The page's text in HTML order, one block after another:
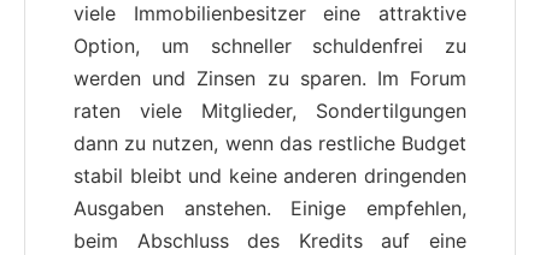
viele Immobilienbesitzer eine attraktive
Option, um schneller schuldenfrei zu
werden und Zinsen zu sparen. Im Forum
raten viele Mitglieder, Sondertilgungen
dann zu nutzen, wenn das restliche Budget
stabil bleibt und keine anderen dringenden
Ausgaben anstehen. Einige empfehlen,
beim Abschluss des Kredits auf eine